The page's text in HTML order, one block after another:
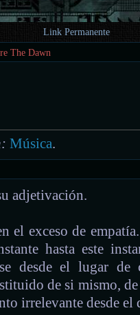
Link Permanente
The Dawn
Música.
adjetivación.
el exceso de
hasta este
desde el lugar
de si mismo,
irrelevante desde el